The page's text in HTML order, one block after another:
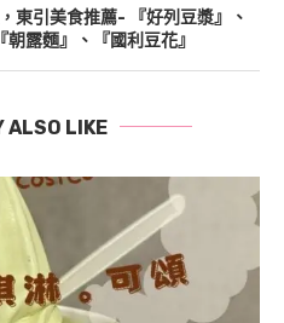
東引美食推薦- 『好列豆漿』、
朝露麵』、『國利豆花』
ALSO LIKE